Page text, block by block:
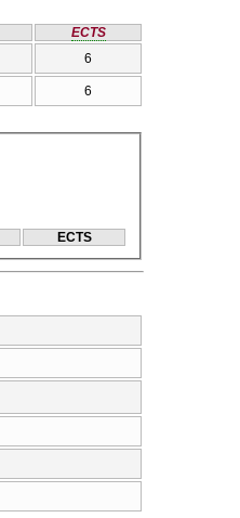
ECTS
6
6
ECTS